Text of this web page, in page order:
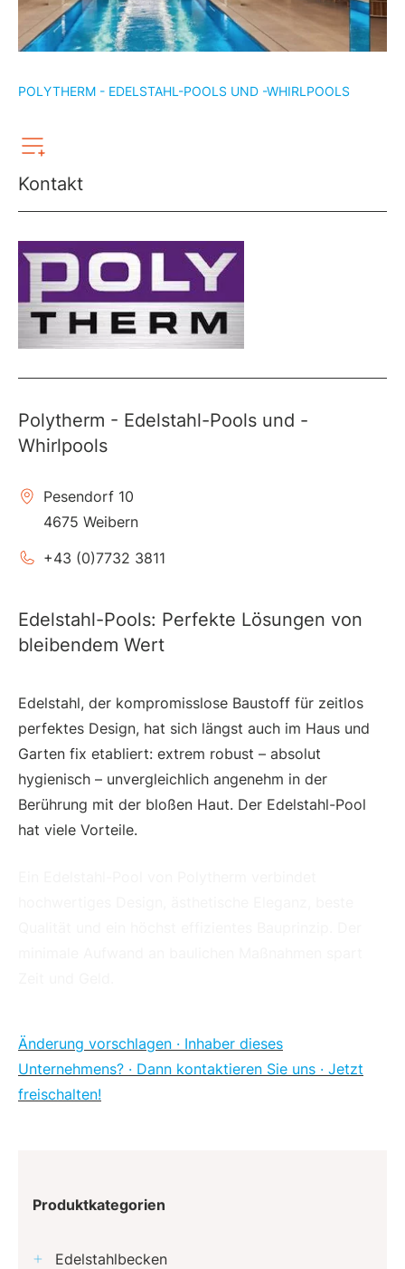
POLYTHERM - EDELSTAHL-POOLS UND -WHIRLPOOLS
Kontakt
Polytherm - Edelstahl-Pools und -
Whirlpools
Pesendorf 10
4675 Weibern
+43 (0)7732 3811
Edelstahl-Pools: Perfekte Lösungen von
bleibendem Wert
Edelstahl, der kompromisslose Baustoff für zeitlos
perfektes Design, hat sich längst auch im Haus und
Garten fix etabliert: extrem robust – absolut
hygienisch – unvergleichlich angenehm in der
Berührung mit der bloßen Haut. Der Edelstahl-Pool
hat viele Vorteile.
Änderung vorschlagen · Inhaber dieses
Unternehmens? · Dann kontaktieren Sie uns · Jetzt
freischalten!
Produktkategorien
Edelstahlbecken